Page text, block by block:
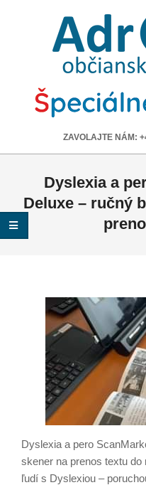
ADROSKO
OBČIANSKE
ZDRUŽENIE
ZAVOLAJTE NÁM:
Dyslexia a
Deluxe – ručný
Dyslexia a pero
skener na prenos textu do
ľudí s Dyslexiou –